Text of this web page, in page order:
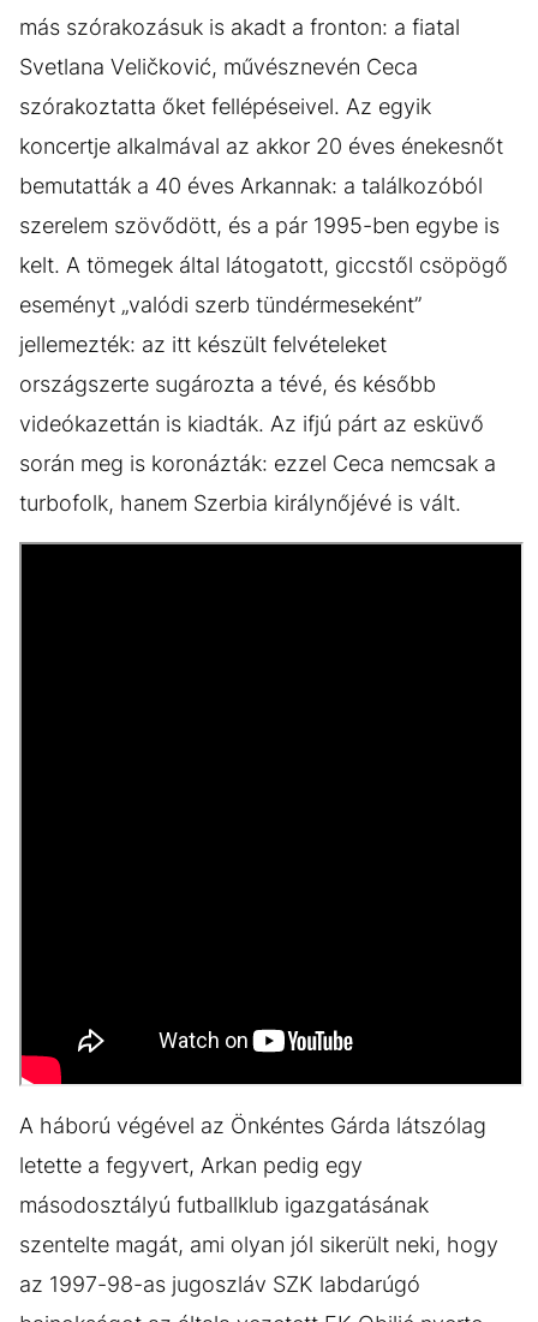
más szórakozásuk is akadt a fronton: a fiatal
Svetlana Veličković, művésznevén Ceca
szórakoztatta őket fellépéseivel. Az egyik
koncertje alkalmával az akkor 20 éves énekesnőt
bemutatták a 40 éves Arkannak: a találkozóból
szerelem szövődött, és a pár 1995-ben egybe is
kelt. A tömegek által látogatott, giccstől csöpögő
eseményt „valódi szerb tündérmeseként”
jellemezték: az itt készült felvételeket
országszerte sugározta a tévé, és később
videókazettán is kiadták. Az ifjú párt az esküvő
során meg is koronázták: ezzel Ceca nemcsak a
turbofolk, hanem Szerbia királynőjévé is vált.
A háború végével az Önkéntes Gárda látszólag
letette a fegyvert, Arkan pedig egy
másodosztályú futballklub igazgatásának
szentelte magát, ami olyan jól sikerült neki, hogy
az 1997-98-as jugoszláv SZK labdarúgó